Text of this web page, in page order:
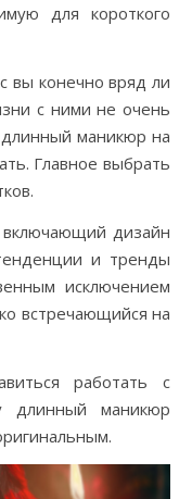
для короткого
вы конечно вряд ли
с ними не очень
маникюр на
Главное выбрать
дизайн
и тренды
исключением
встречающийся на
работать с
длинный маникюр